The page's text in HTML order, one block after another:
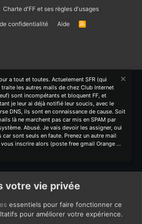
Charte d'FF et ses règles d'usages
confidentialité
Aide
R
a tout et toutes. Actuelement SFR (qui
traite les autres mails de chez Club Internet
sont incompétants et bloquent FF, et
je leur ai déjà notifié leur soucis, avec le
DNS, ils sont en connaissance de cause. Soit
là ne marchent pas car mis en SPAM par
Abusé. Je vais devoir les assigner, oui
car sont seuls en faute. Prenez un autre mail
inscrire alors (poste free gmail Orange ...
votre vie privée
essentiels pour faire fonctionner ce
pour améliorer votre expérience.